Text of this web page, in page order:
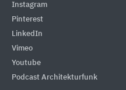
Instagram
Pinterest
LinkedIn
Vimeo
Youtube
Podcast Architekturfunk